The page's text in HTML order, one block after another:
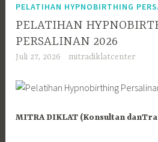
PELATIHAN HYPNOBIRTHING
PELATIHAN
PERSALINAN 2026
Juli 27, 2026 mitradiklatcenter
MITRA DIKLAT (Konsultan